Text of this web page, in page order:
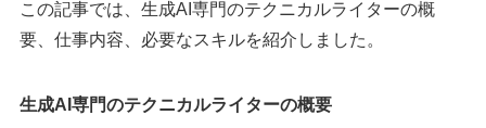
この記事では、生成AI専門のテクニカルライターの概
要、仕事内容、必要なスキルを紹介しました。
生成AI専門のテクニカルライターの概要